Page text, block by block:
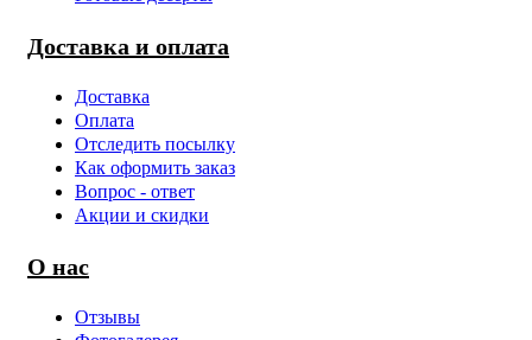
Доставка и оплата
Доставка
Оплата
Отследить посылку
Как оформить заказ
Вопрос - ответ
Акции и скидки
О нас
Отзывы